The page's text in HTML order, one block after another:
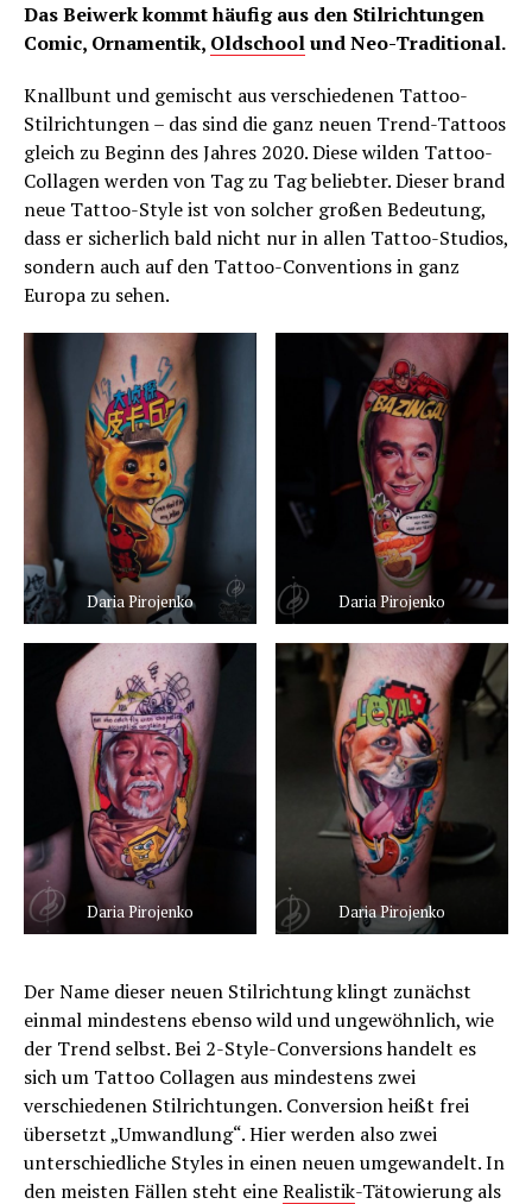
Das Beiwerk kommt häufig aus den Stilrichtungen
Comic, Ornamentik, Oldschoolund Neo-Traditional.
Knallbunt und gemischt aus verschiedenen Tattoo-
Stilrichtungen – das sind die ganz neuen Trend-Tattoos
gleich zu Beginn des Jahres 2020. Diese wilden Tattoo-
Collagen werden von Tag zu Tag beliebter. Dieser brand
neue Tattoo-Style ist von solcher großen Bedeutung,
dass er sicherlich bald nicht nur in allen Tattoo-Studios,
sondern auch auf den Tattoo-Conventions in ganz
Europa zu sehen.
Daria Pirojenko Daria Pirojenko
Daria Pirojenko Daria Pirojenko
Der Name dieser neuen Stilrichtung klingt zunächst
einmal mindestens ebenso wild und ungewöhnlich, wie
der Trend selbst. Bei 2-Style-Conversions handelt es
sich um Tattoo Collagen aus mindestens zwei
verschiedenen Stilrichtungen. Conversion heißt frei
übersetzt „Umwandlung“. Hier werden also zwei
unterschiedliche Styles in einen neuen umgewandelt. In
den meisten Fällen steht eineRealistik-Tätowierung als